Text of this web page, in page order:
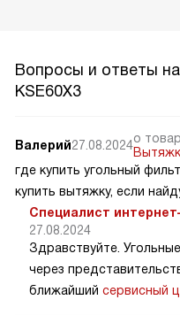
Вопросы и ответы
KSE60X3
Валерий27.08.2024о
где купить угольный
купить вытяжку, если
Специалист
27.08.2024
Здравствуйте.
через
ближайший сервисный